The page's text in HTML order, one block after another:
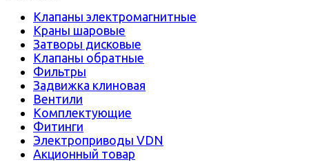
Клапаны электромагнитные
Краны шаровые
Затворы дисковые
Клапаны обратные
Фильтры
Задвижка клиновая
Вентили
Комплектующие
Фитинги
Электроприводы VDN
Акционный товар